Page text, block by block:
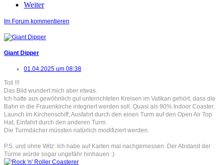
Weiter
Im Forum kommentieren
Giant Dipper
01.04.2025 um 08:38
Toll !!!
Das Bild wundert mich aber etwas.
Ich hatte aus gewöhnlich gut unterrichteten Kreisen im Vatikan gehört, dass die
Bahn in die Frauenkirche integriert werden soll. Quasi als 90% Indoor Coaster.
Launch im Kirchenschiff, Ausfahrt durch den einen Turm auf den Open Air Top
Hat, Einfahrt durch den anderen Turm.
Die Turmdächer müssten natürlich modifiziert werden.
P.S. und ohne Witz: Ich habe auf Karten mal nachgemessen. Der Abstand der
Türme würde sogar ungefähr hinhauen :)